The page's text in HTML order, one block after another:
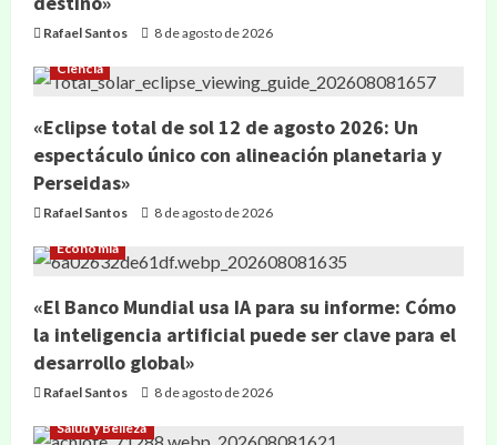
Rafael Santos 8 de agosto de 2026
Ciencia
«Eclipse total de sol 12 de agosto 2026: Un
espectáculo único con alineación planetaria y
Perseidas»
Rafael Santos 8 de agosto de 2026
Economía
«El Banco Mundial usa IA para su informe: Cómo
la inteligencia artificial puede ser clave para el
desarrollo global»
Rafael Santos 8 de agosto de 2026
Salud y Belleza